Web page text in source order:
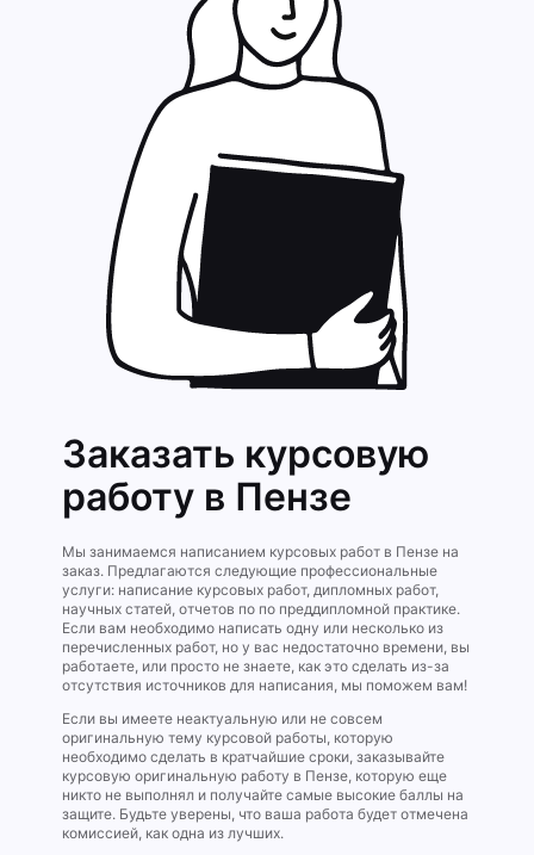
Заказать курсовую
работу в Пензе
Мы занимаемся написанием курсовых работ в Пензе на
заказ. Предлагаются следующие профессиональные
услуги: написание курсовых работ, дипломных работ,
научных статей, отчетов по по преддипломной практике.
Если вам необходимо написать одну или несколько из
перечисленных работ, но у вас недостаточно времени, вы
работаете, или просто не знаете, как это сделать из-за
отсутствия источников для написания, мы поможем вам!
Если вы имеете неактуальную или не совсем
оригинальную тему курсовой работы, которую
необходимо сделать в кратчайшие сроки, заказывайте
курсовую оригинальную работу в Пензе, которую еще
никто не выполнял и получайте самые высокие баллы на
защите. Будьте уверены, что ваша работа будет отмечена
комиссией, как одна из лучших.